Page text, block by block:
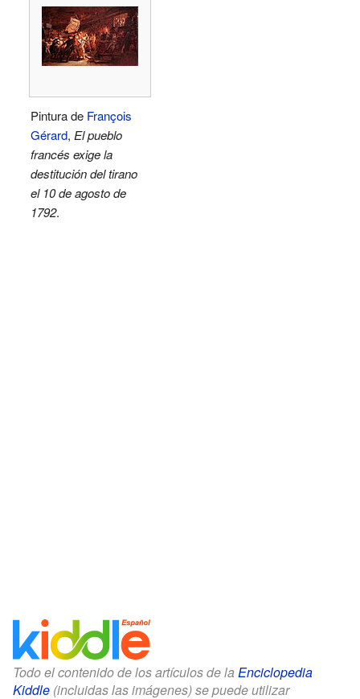
Pintura de François
Gérard, El pueblo
francés exige la
destitución del tirano
el 10 de agosto de
1792.
Todo el contenido de los artículos de la Enciclopedia
Kiddle (incluidas las imágenes) se puede utilizar